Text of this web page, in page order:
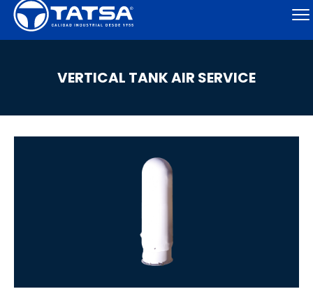
VERTICAL TANK AIR SERVICE